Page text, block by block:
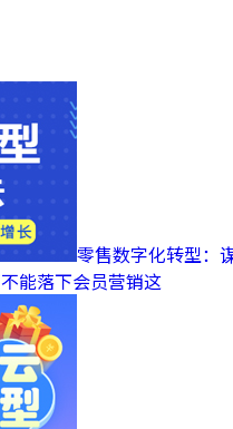
零售数字化转型：
能落下会员营销这